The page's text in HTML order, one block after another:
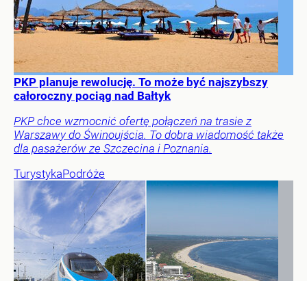
PKP planuje rewolucję. To może być najszybszy
całoroczny pociąg nad Bałtyk
PKP chce wzmocnić ofertę połączeń na trasie z
Warszawy do Świnoujścia. To dobra wiadomość także
dla pasażerów ze Szczecina i Poznania.
TurystykaPodróże